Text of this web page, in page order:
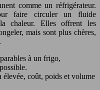
comme un réfrigérateur.
faire circuler un fluide
chaleur. Elles offrent les
mais sont plus chères,
à un frigo,
élevée, coût, poids et volume